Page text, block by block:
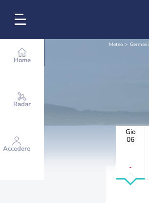
Home
Radar
Accedere
Meteo
Gio
06
-
-